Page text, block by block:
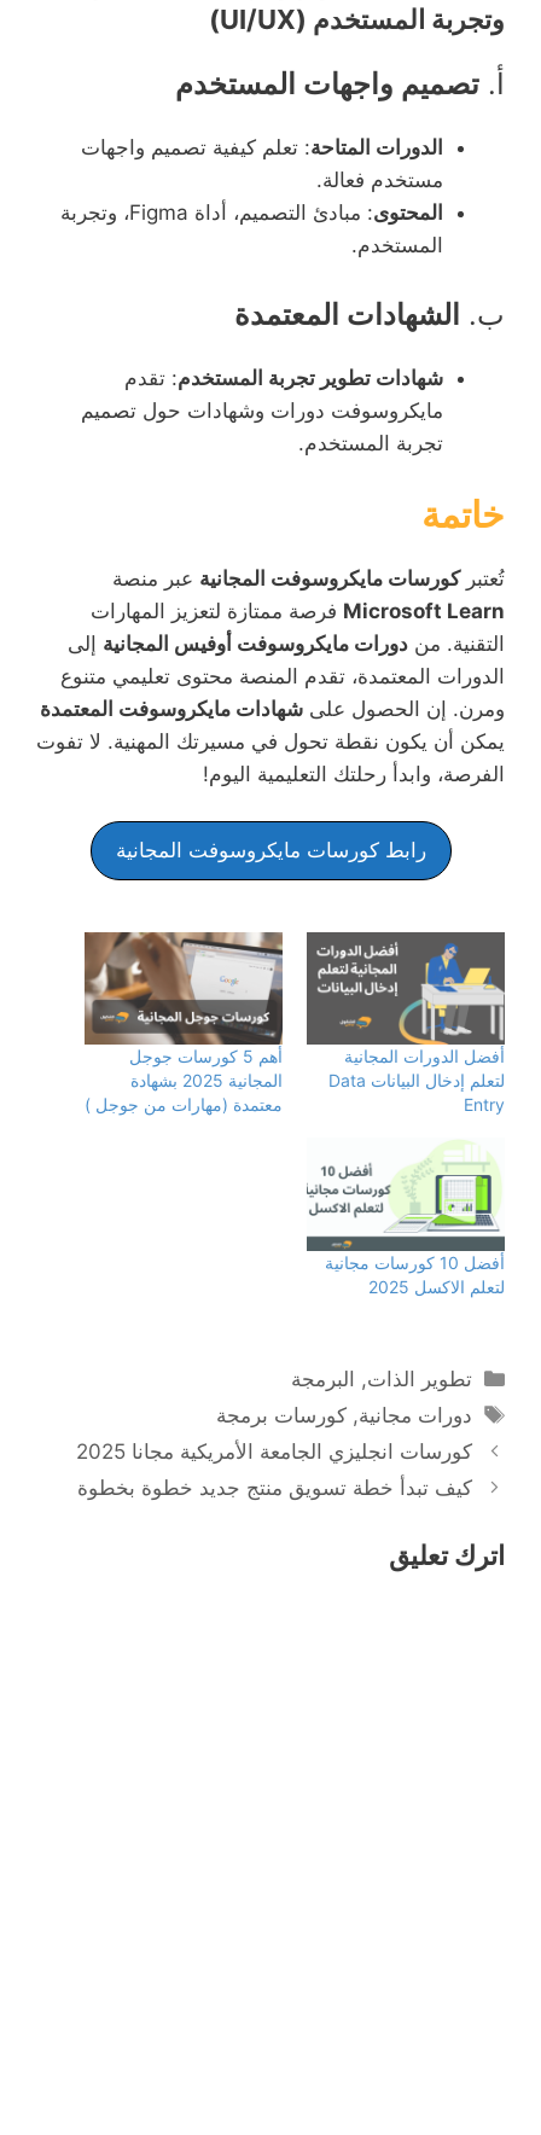
وتجربة المستخدم (UI/UX)
أ. تصميم واجهات المستخدم
الدورات المتاحة: تعلم كيفية تصميم واجهات
مستخدم فعالة.
المحتوى
: مبادئ التصميم، أداة Figma، وتجربة
المستخدم.
ب. الشهادات المعتمدة
شهادات تطوير تجربة المستخدم: تقدم
مايكروسوفت دورات وشهادات حول تصميم
تجربة المستخدم.
خاتمة
تُعتبركورسات مايكروسوفت المجانية عبر منصة
Microsoft Learn فرصة ممتازة لتعزيز المهارات
التقنية. من دورات مايكروسوفت أوفيس المجانية إلى
الدورات المعتمدة، تقدم المنصة محتوى تعليمي متنوع
ومرن. إن الحصول على شهادات مايكروسوفت المعتمدة
يمكن أن يكون نقطة تحول في مسيرتك المهنية. لا تفوت
الفرصة، وابدأ رحلتك التعليمية اليوم!
رابط كورسات مايكروسوفت المجانية
أفضل الدورات المجانية
لتعلم إدخال البيانات Data
Entry
أهم 5 كورسات جوجل
المجانية 2025 بشهادة
معتمدة (مهارات من جوجل )
أفضل 10 كورسات مجانية
لتعلم الاكسل 2025
التصنيفات
تطوير الذات, البرمجة
الوسوم
دورات مجانية,كورسات برمجة
كورسات انجليزي الجامعة الأمريكية مجانا 2025
كيف تبدأ خطة تسويق منتج جديد خطوة بخطوة
اترك تعليق